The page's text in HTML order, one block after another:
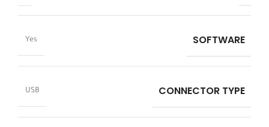
SOFTWARE
Yes
CONNECTOR TYPE
USB